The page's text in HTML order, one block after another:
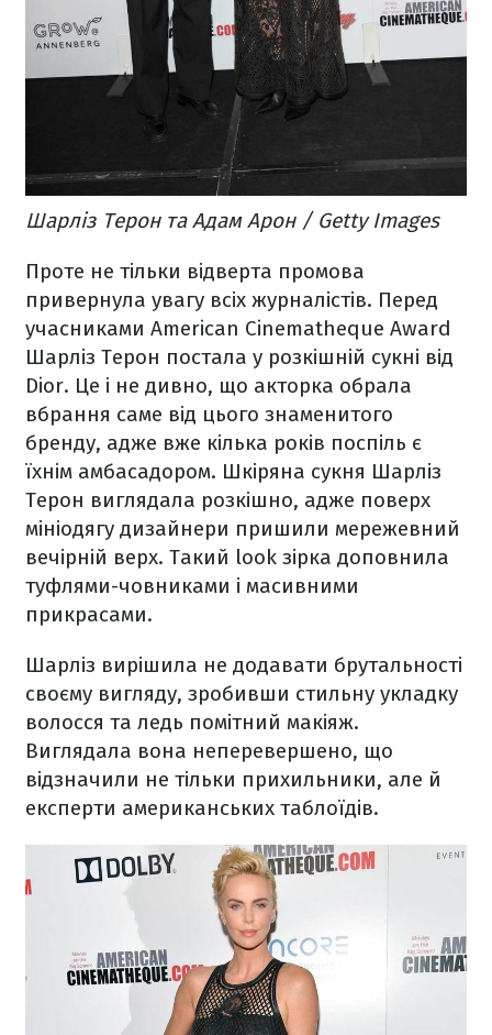
Шарліз Терон та Адам Арон / Getty Images
Проте не тільки відверта промова
привернула увагу всіх журналістів. Перед
учасниками American Cinematheque Award
Шарліз Терон постала у розкішній сукні від
Dior. Це і не дивно, що акторка обрала
вбрання саме від цього знаменитого
бренду, адже вже кілька років поспіль є
їхнім амбасадором. Шкіряна сукня Шарліз
Терон виглядала розкішно, адже поверх
мініодягу дизайнери пришили мережевний
вечірній верх. Такий look зірка доповнила
туфлями-човниками і масивними
прикрасами.
Шарліз вирішила не додавати брутальності
своєму вигляду, зробивши стильну укладку
волосся та ледь помітний макіяж.
Виглядала вона неперевершено, що
відзначили не тільки прихильники, але й
експерти американських таблоїдів.